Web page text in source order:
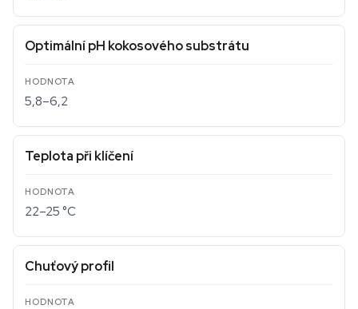
Optimální pH kokosového substrátu
5,8–6,2
Teplota při klíčení
22–25 °C
Chuťový profil